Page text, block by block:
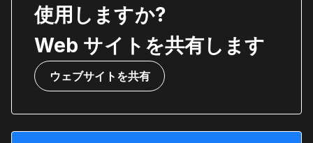
使用しますか?
Web サイトを共有します
ウェブサイトを共有